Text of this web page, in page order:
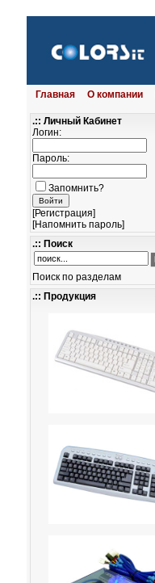
Главная О компании
.:: Личный Кабинет
Логин:
Пароль:
Запомнить?
[Регистрация]
[Напомнить пароль]
.:: Поиск
Поиск по разделам
.:: Продукция